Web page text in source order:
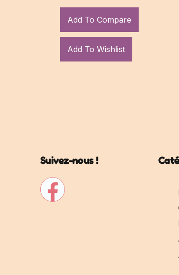
Ajouter au panier
Add To Compare
Add To Wishlist
Suivez-nous !